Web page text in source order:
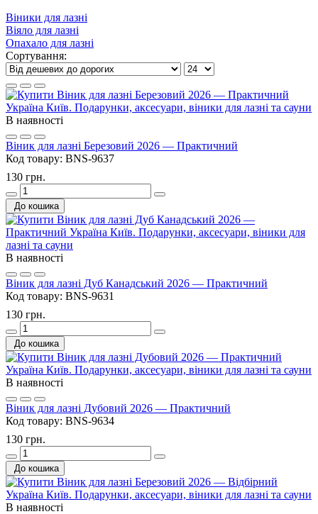
Віники для лазні
Віяло для лазні
Опахало для лазні
Сортування:
В наявності
Віник для лазні Березовий 2026 — Практичний
Код товару: BNS-9637
130 грн.
До кошика
В наявності
Віник для лазні Дуб Канадський 2026 — Практичний
Код товару: BNS-9631
130 грн.
До кошика
В наявності
Віник для лазні Дубовий 2026 — Практичний
Код товару: BNS-9634
130 грн.
До кошика
В наявності